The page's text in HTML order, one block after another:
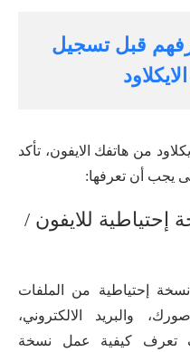
قبل تسجيل
من هاتفك الايفون، تأكد
يجب أن تعرفها:
إحتياطية للايفون /
إحتياطية من الملفات
والبريد الالكتروني،
تعرف كيفية عمل نسخة